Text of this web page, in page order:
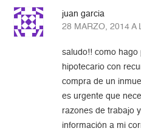
juan garcia
28 MARZO, 2014 A
saludo!! como
hipotecario con
compra de un
es urgente que
razones de trabajo
información a mi